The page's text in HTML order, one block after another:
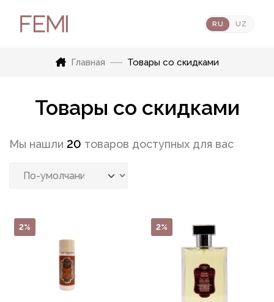
RU UZ
Главная Товары со скидками
Товары со скидками
Мы нашли 20 товаров доступных для вас
2% 2%